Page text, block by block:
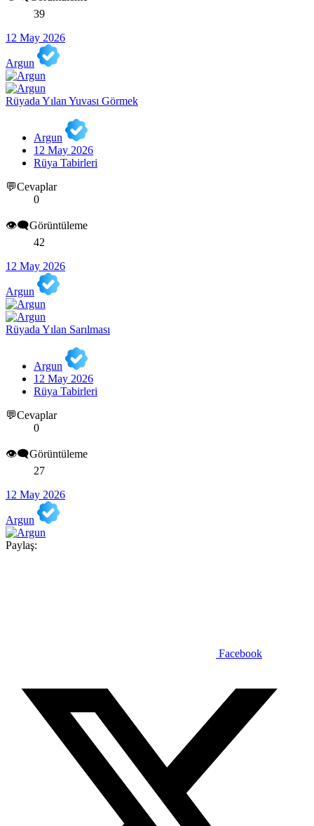
39
12 May 2026
Argun
Rüyada Yılan Yuvası Görmek
Argun
12 May 2026
Rüya Tabirleri
💬Cevaplar
0
👁️‍🗨️Görüntüleme
42
12 May 2026
Argun
Rüyada Yılan Sarılması
Argun
12 May 2026
Rüya Tabirleri
💬Cevaplar
0
👁️‍🗨️Görüntüleme
27
12 May 2026
Argun
Paylaş:
Facebook